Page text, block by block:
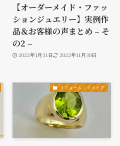
【オーダーメイド・ファッ
ションジュエリー】実例作
品＆お客様の声まとめ – そ
の2 –
2022年1月31日 2022年11月30日
リフォーム・リメイク